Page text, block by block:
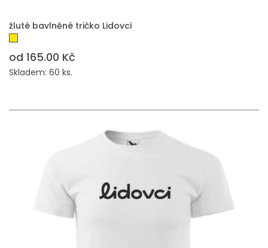
PŘIDAT DO POPTÁVKY
žluté bavlněné tričko Lidovci
od 165.00 Kč
Skladem: 60 ks.